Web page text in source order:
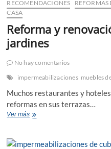
RECOMENDACIONES REFORMAS
CASA
Reforma y
jardines
No hay comentarios
impermeabilizaciones muebles
Muchos restaurantes y
reformas en sus terrazas…
Ver másReforma
de